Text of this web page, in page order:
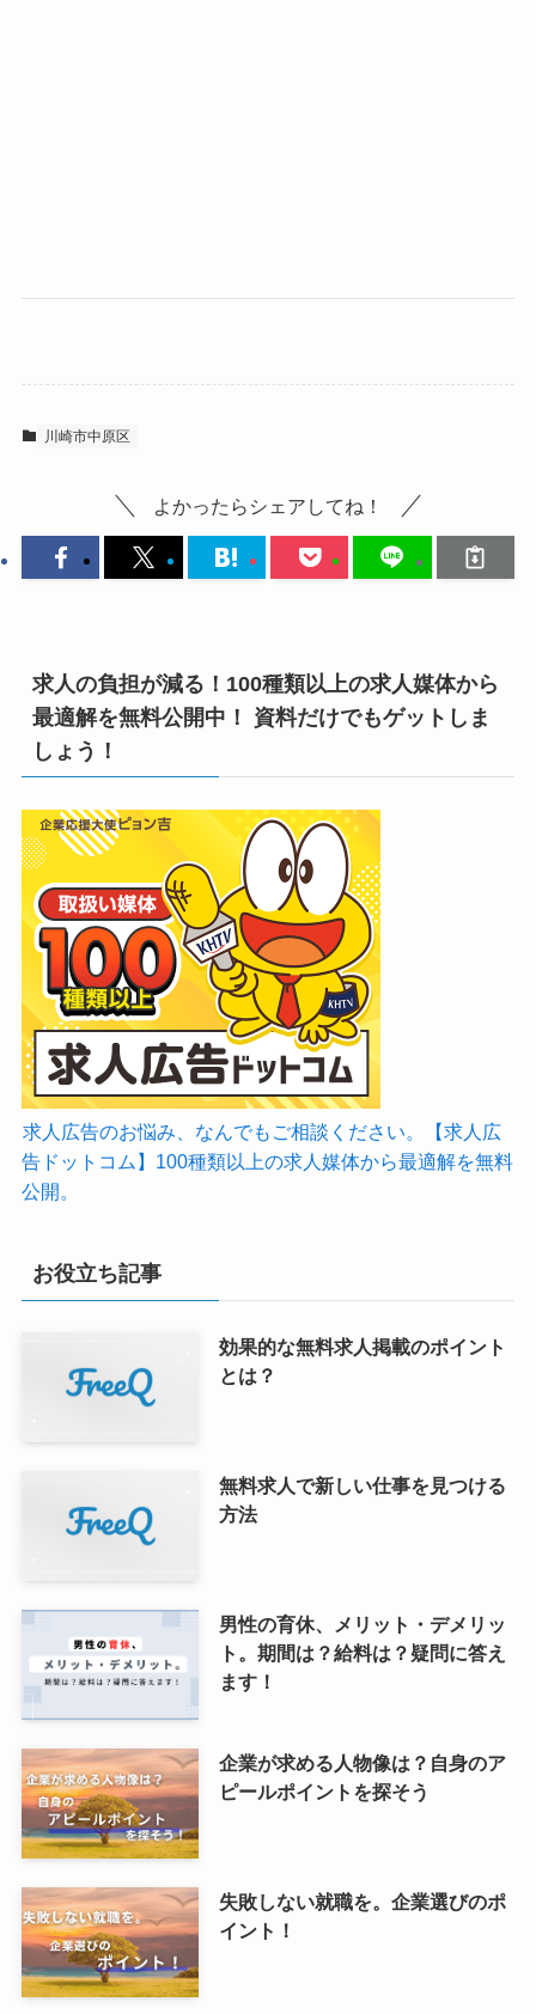
川崎市中原区
よかったらシェアしてね！
求人の負担が減る！100種類以上の求人媒体から
最適解を無料公開中！ 資料だけでもゲットしま
しょう！
求人広告のお悩み、なんでもご相談ください。【求人広
告ドットコム】100種類以上の求人媒体から最適解を無料
公開。
お役立ち記事
効果的な無料求人掲載のポイント
とは？
無料求人で新しい仕事を見つける
方法
男性の育休、メリット・デメリッ
ト。期間は？給料は？疑問に答え
ます！
企業が求める人物像は？自身のア
ピールポイントを探そう
失敗しない就職を。企業選びのポ
イント！